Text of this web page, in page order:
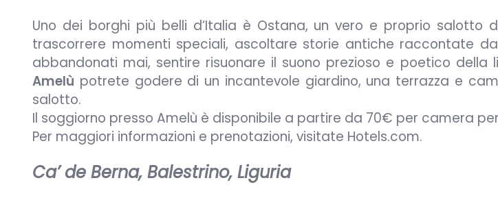
Uno dei borghi più belli d’Italia è Ostana, un vero e proprio salotto
trascorrere momenti speciali, ascoltare storie antiche raccontate
abbandonati mai, sentire risuonare il suono prezioso e poetico della
Amelù potrete godere di un incantevole giardino, una terrazza e
salotto.
Il soggiorno presso Amelù è disponibile a partire da 70€ per camera
Per maggiori informazioni e prenotazioni, visitate Hotels.com.
Ca’ de Berna, Balestrino, Liguria